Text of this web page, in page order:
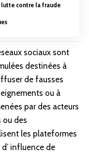
contre la fraude
sociaux sont
destinées à
de fausses
ou à
par des acteurs
ou des
les plateformes
influence de